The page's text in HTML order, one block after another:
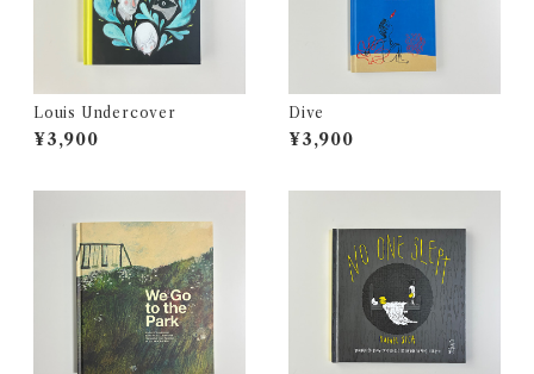
Louis Undercover
¥3,900
Dive
¥3,900